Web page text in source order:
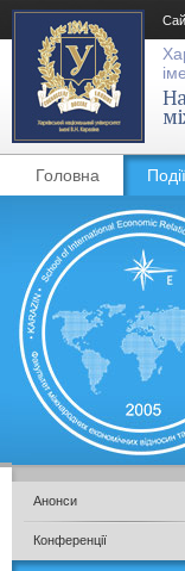
Головна Події
Анонси
Конференції